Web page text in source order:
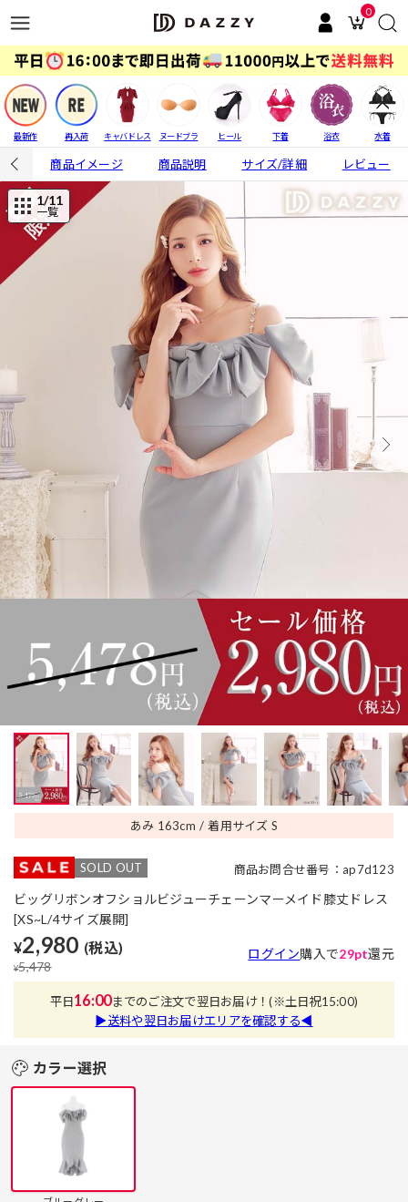
0
最新作 再入荷 キャバドレス ヌードブラ ヒール 下着 浴衣 水着
商品イメージ 商品説明 サイズ/詳細 レビュー
1/11
一覧
あみ 163cm 着用サイズ S
SOLD OUT 商品お問合せ番号：ap7d123
ビッグリボンオフショルビジューチェーンマーメイド膝丈ドレス
[XS~L/4サイズ展開]
¥2,980 (税込)
¥5,478
ログイン購入で29pt還元
平日16:00までのご注文で翌日お届け！(※土日祝15:00)
▶送料や翌日お届けエリアを確認する◀
カラー選択